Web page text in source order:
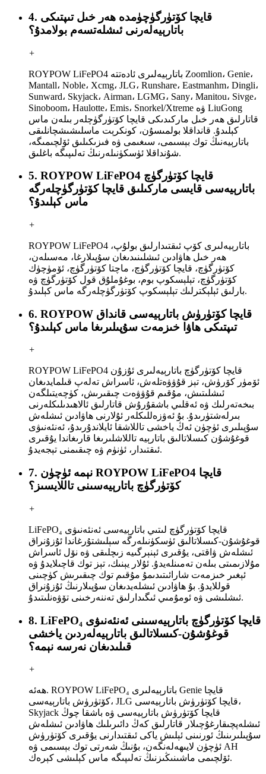
4. قايچا كۆتۈرگۈچۈمدە ھەر خىل تىپتىكى
باتارېيەلەرنى ئىشلەتسەم بولامدۇ؟
+
ROYPOW LiFePO4 باتارېيەلىرى ئادەتتە Zoomlion، Genie،
Mantall، Noble، Xcmg، JLG، Runshare، Eastmanhm، Dingli،
Sunward، Skyjack، Airman، LGMG، Sany، Manitou، Sivge،
Sinoboom، Haulotte، Emis، Snorkel/Xtreme ۋە LiuGong
قاتارلىق ھەر خىل ماركىدىكى قايچا كۆتۈرگۈچلەر بىلەن ماس
كېلىدۇ. قانداقلا بولمىسۇن، كونكرېت ماسلىشىشچانلىقى
باتارېيەنىڭ توك بېسىمى، سىغىمى ۋە فىزىكىلىق ئۆلچىمىگە،
شۇنداقلا ئۈسكۈنىلەرنىڭ تەلىپىگە باغلىق.
5. ROYPOW LiFePO4 قايچا كۆتۈرگۈچ
باتارېيەسى قايسى ماركىلىق قايچا كۆتۈرگۈچلەرگە
ماس كېلىدۇ؟
+
ROYPOW LiFePO4 باتارېيەلىرى كۆپ ئىقتىدارلىق بولۇپ،
ھەر خىل ھاۋادىن ئىشلىنىدىغان سۇپىلارغا، مەسىلەن،
كۆتۈرگۈچ، قايچا كۆتۈرگۈچ، ماچتا كۆتۈرگۈچ، ئۆمۈچۈك
كۆتۈرگۈچ، تېلېسكوپ بوم، بوغۇملۇق قول كۆتۈرگۈچ ۋە
بارلىق ئېلېكترلىك تېلېسكوپ كۆتۈرگۈچلەرگە ماس كېلىدۇ.
6. ROYPOW قايچا كۆتۈرۈش باتارېيەسى قانداق
تىپتىكى ھاۋا خىزمەت سۇپىلىرىغا ماس كېلىدۇ؟
+
ROYPOW LiFePO4 قايچا كۆتۈرگۈچ باتارېيەلىرى ئۇزۇن
ئۆمۈر كۆرۈش، تېز قۇۋۋەتلەش، ئاسراش تەلەپ قىلمايدىغان
ئىشلىتىش، مۇقىم قۇۋۋەت چىقىرىش، كۈچەيتىلگەن
بىخەتەرلىك ۋە ئەقلىي باشقۇرۇش قاتارلىق ئالاھىدىلىكلەرنى
بىرلەشتۈرىدۇ. بۇ ئەۋزەللىكلەر ئۇلارنى ھاۋادىن ئىشلەش
سۇپىلىرى ئۈچۈن ئەڭ ياخشى تاللاشقا ئايلاندۇرىدۇ، ئەنئەنىۋى
قوغۇشۇن كىسلاتالىق باتارېيە تاللاشلىرىغا قارىغاندا يۇقىرى
ئىقتىدار، ئۈنۈم ۋە چىقىمنى تېجەيدۇ.
7. نېمە ئۈچۈن ROYPOW LiFePO4 قايچا
كۆتۈرگۈچ باتارېيەسىنى تاللايسىز؟
+
LiFePO₄ قايچا كۆتۈرگۈچ لىتىي باتارېيەسى ئەنئەنىۋى
قوغۇشۇن-كىسلاتالىق ئۈسكۈنىلەرگە سېلىشتۇرغاندا ئۇزۇنراق
ئىشلەش ۋاقتى، يۇقىرى ئېنېرگىيە زىچلىقى ۋە نۆل ئاسراش
مۇلازىمىتى بىلەن تەمىنلەيدۇ. ئۇلار يېنىك، تېز توك قاچىلايدۇ ۋە
ئېغىر خىزمەت شارائىتىدىمۇ مۇقىم توك چىقىرىش كۈچىنى
قوللايدۇ. بۇ ھاۋادىن ئىشلەيدىغان سۇپىلارنىڭ ئۇزۇنراق
ئىشلىشى ۋە ئومۇمىي ئىگىدارلىق تەننەرخىنى تۆۋەنلىتىدۇ.
8. LiFePO₄ قايچا كۆتۈرگۈچ باتارېيەسىنى ئەنئەنىۋى
قوغۇشۇن-كىسلاتالىق باتارېيەلەردىن ياخشى
قىلىدىغان نەرسە نېمە؟
+
ھەئە. ROYPOW LiFePO₄ باتارېيەلىرى Genie قايچا
كۆتۈرۈش باتارېيەسى، JLG قايچا كۆتۈرۈش باتارېيەسى،
Skyjack قايچا كۆتۈرۈش باتارېيەسى ۋە باشقا چوڭ
ئىشلەپچىقارغۇچىلار قاتارلىق كەڭ دائىرىلىك ھاۋادىن ئىشلەش
سۇپىلىرىنىڭ ئورنىنى ئېلىش ياكى ئىقتىدارنى يۇقىرى كۆتۈرۈش
ئۈچۈن لايىھەلەنگەن، بۇنىڭ شەرتى توك بېسىمى ۋە AH
ئۆلچىمى ماشىنىڭىزنىڭ تەلىپىگە ماس كېلىشى كېرەك.